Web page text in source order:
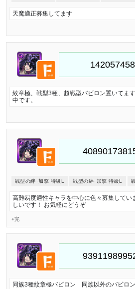
天魔適正募集してます
紋章極、戦型3種、超戦型バビロン置いてま
中です。
戦型の絆･加撃 特級L 戦型の絆･加撃 特級L
高難易度適性キャラを中心に色々募集してい
しいです！ お気軽にどうぞ
+完
同族3種紋章極バビロン 同族以外のバビロ